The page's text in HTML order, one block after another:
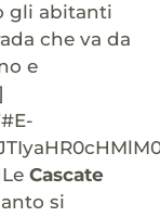
gli abitanti
che va da
e
Cascate
si